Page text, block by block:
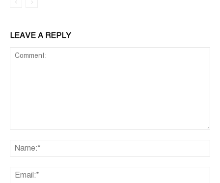
LEAVE A REPLY